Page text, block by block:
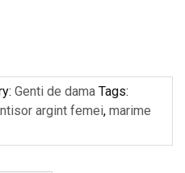
Genti de dama Tags:
argint femei, marime